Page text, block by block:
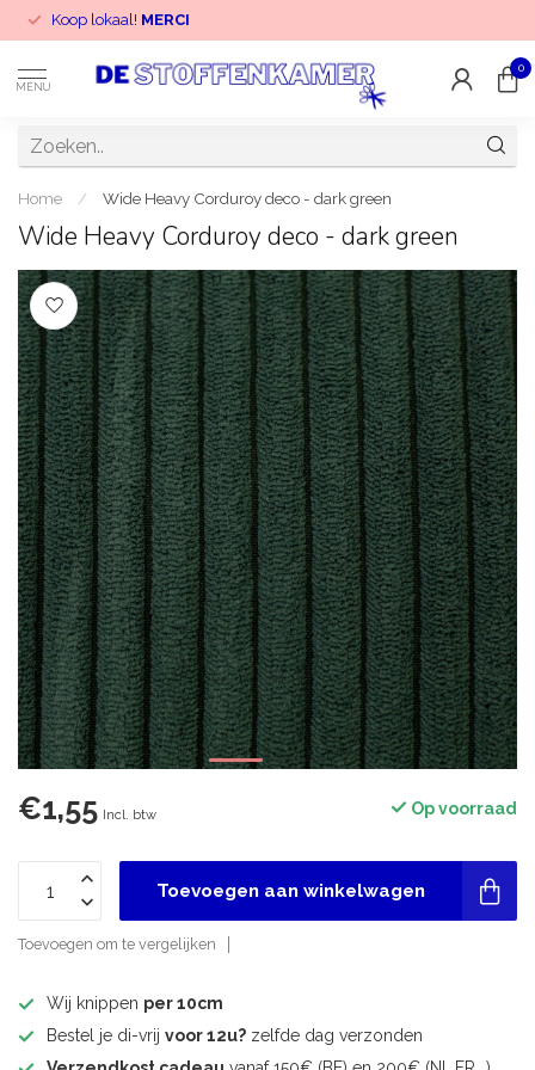
Koop lokaal! MERCI
MENU
0
Home / Wide Heavy Corduroy deco - dark green
Wide Heavy Corduroy deco - dark green
€1,55 Incl. btw Op voorraad
Toevoegen aan winkelwagen
Toevoegen om te vergelijken
Wij knippen per 10cm
Bestel je di-vrij voor 12u? zelfde dag verzonden